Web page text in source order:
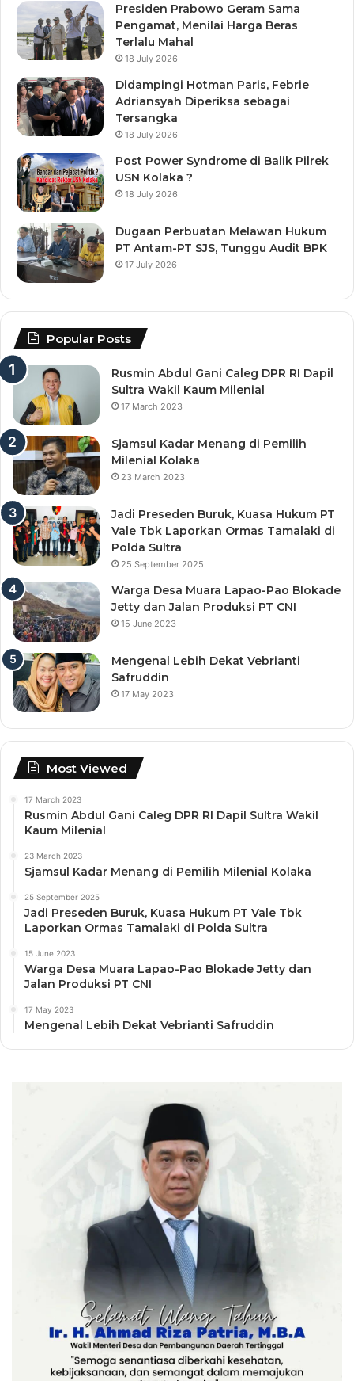
Presiden Prabowo Geram Sama
Pengamat, Menilai Harga Beras
Terlalu Mahal
18 July 2026
Didampingi Hotman Paris, Febrie
Adriansyah Diperiksa sebagai
Tersangka
18 July 2026
Post Power Syndrome di Balik Pilrek
USN Kolaka ?
18 July 2026
Dugaan Perbuatan Melawan Hukum
PT Antam-PT SJS, Tunggu Audit BPK
17 July 2026
Popular Posts
Rusmin Abdul Gani Caleg DPR RI Dapil
Sultra Wakil Kaum Milenial
17 March 2023
Sjamsul Kadar Menang di Pemilih
Milenial Kolaka
23 March 2023
Jadi Preseden Buruk, Kuasa Hukum PT
Vale Tbk Laporkan Ormas Tamalaki di
Polda Sultra
25 September 2025
Warga Desa Muara Lapao-Pao Blokade
Jetty dan Jalan Produksi PT CNI
15 June 2023
Mengenal Lebih Dekat Vebrianti
Safruddin
17 May 2023
Most Viewed
17 March 2023
Rusmin Abdul Gani Caleg DPR RI Dapil Sultra Wakil
Kaum Milenial
23 March 2023
Sjamsul Kadar Menang di Pemilih Milenial Kolaka
25 September 2025
Jadi Preseden Buruk, Kuasa Hukum PT Vale Tbk
Laporkan Ormas Tamalaki di Polda Sultra
15 June 2023
Warga Desa Muara Lapao-Pao Blokade Jetty dan
Jalan Produksi PT CNI
17 May 2023
Mengenal Lebih Dekat Vebrianti Safruddin